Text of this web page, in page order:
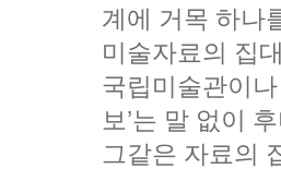
계에 거목 하나
미술자료의 집
국립미술관이
보’는 말 없이
그같은 자료의